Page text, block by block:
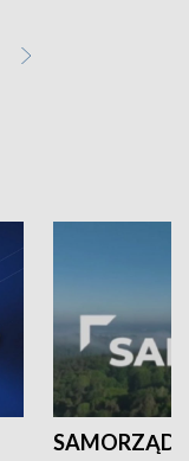
SAMORZĄD